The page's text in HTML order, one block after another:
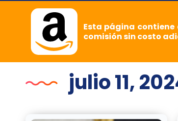
Esta página
comisión sin costo
julio 11,